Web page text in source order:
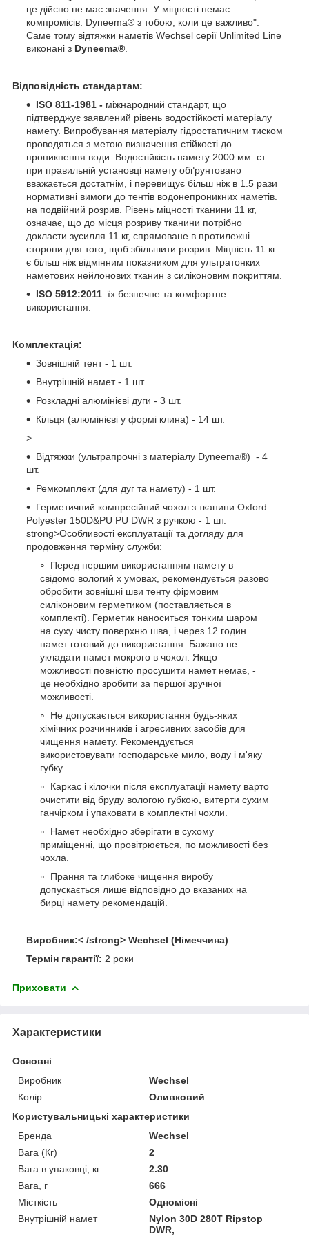
це дійсно не має значення. У міцності немає
компромісів. Dyneema® з тобою, коли це важливо".
Саме тому відтяжки наметів Wechsel серії Unlimited Line
виконані з Dyneema®
Відповідність стандартам:
ISO 811-1981 - міжнародний стандарт, що
підтверджує заявлений рівень водостійкості матеріалу
намету. Випробування матеріалу гідростатичним тиском
проводяться з метою визначення стійкості до
проникнення води. Водостійкість намету 2000 мм. ст.
при правильній установці намету обґрунтовано
вважається достатнім, і перевищує більш ніж в 1.5 рази
нормативні вимоги до тентів водонепроникних наметів.
на подвійний розрив. Рівень міцності тканини 11 кг,
означає, що до місця розриву тканини потрібно
докласти зусилля 11 кг, спрямоване в протилежні
сторони для того, щоб збільшити розрив. Міцність 11 кг
є більш ніж відмінним показником для ультратонких
наметових нейлонових тканин з силіконовим покриттям.
ISO 5912:2011 їх безпечне та комфортне
використання.
Комплектація:
Зовнішній тент - 1 шт.
Внутрішній намет - 1 шт.
Розкладні алюмінієві дуги - 3 шт.
Кільця (алюмінієві у формі клина) - 14 шт.
>
Відтяжки (ультрапрочні з матеріалу Dyneema®) - 4
шт.
Ремкомплект (для дуг та намету) - 1 шт.
Герметичний компресійний чохол з тканини Oxford
Polyester 150D&PU PU DWR з ручкою - 1 шт.
strong>Особливості експлуатації та догляду для
продовження терміну служби:
Перед першим використанням намету в
свідомо вологий х умовах, рекомендується разово
обробити зовнішні шви тенту фірмовим
силіконовим герметиком (поставляється в
комплекті). Герметик наноситься тонким шаром
на суху чисту поверхню шва, і через 12 годин
намет готовий до використання. Бажано не
укладати намет мокрого в чохол. Якщо
можливості повністю просушити намет немає, -
це необхідно зробити за першої зручної
можливості.
Не допускається використання будь-яких
хімічних розчинників і агресивних засобів для
чищення намету. Рекомендується
використовувати господарське мило, воду і м'яку
губку.
Каркас і кілочки після експлуатації намету варто
очистити від бруду вологою губкою, витерти сухим
ганчірком і упаковати в комплектні чохли.
Намет необхідно зберігати в сухому
приміщенні, що провітрюється, по можливості без
чохла.
Прання та глибоке чищення виробу
допускається лише відповідно до вказаних на
бирці намету рекомендацій.
Виробник:< /strong> Wechsel (Німеччина)
Термін гарантії: 2 роки
Приховати
Характеристики
Основні
Виробник
Wechsel
Колір
Оливковий
Користувальницькі характеристики
Бренда
Wechsel
Вага (Кг)
2
Вага в упаковці, кг
2.30
Вага, г
666
Місткість
Одномісні
Внутрішній намет
Nylon 30D 280T Ripstop
DWR,